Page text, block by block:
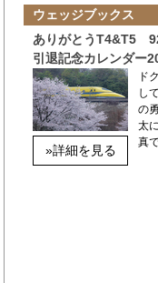
ウェッジブックス
ありがとうT4&T5
引退記念カレンダー
»詳細を見る
ド
し
の
太
真